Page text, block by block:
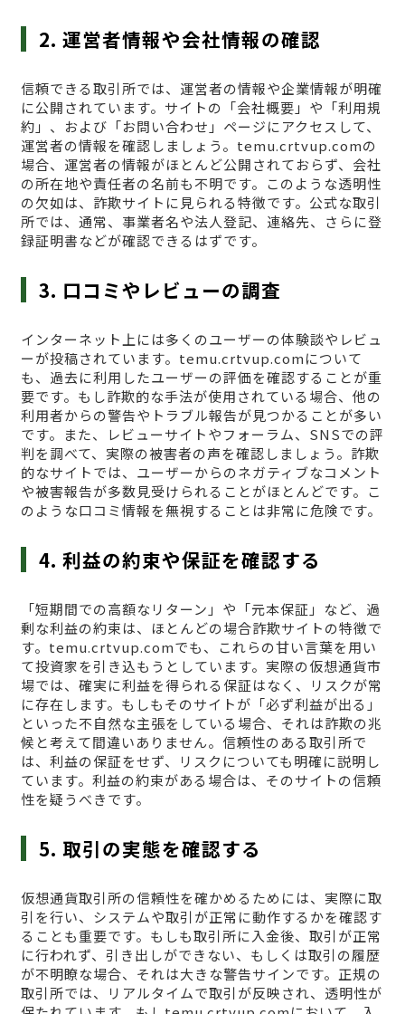
2. 運営者情報や会社情報の確認
信頼できる取引所では、運営者の情報や企業情報が明確
に公開されています。サイトの「会社概要」や「利用規
約」、および「お問い合わせ」ページにアクセスして、
運営者の情報を確認しましょう。temu.crtvup.comの
場合、運営者の情報がほとんど公開されておらず、会社
の所在地や責任者の名前も不明です。このような透明性
の欠如は、詐欺サイトに見られる特徴です。公式な取引
所では、通常、事業者名や法人登記、連絡先、さらに登
録証明書などが確認できるはずです。
3. 口コミやレビューの調査
インターネット上には多くのユーザーの体験談やレビュ
ーが投稿されています。temu.crtvup.comについて
も、過去に利用したユーザーの評価を確認することが重
要です。もし詐欺的な手法が使用されている場合、他の
利用者からの警告やトラブル報告が見つかることが多い
です。また、レビューサイトやフォーラム、SNSでの評
判を調べて、実際の被害者の声を確認しましょう。詐欺
的なサイトでは、ユーザーからのネガティブなコメント
や被害報告が多数見受けられることがほとんどです。こ
のような口コミ情報を無視することは非常に危険です。
4. 利益の約束や保証を確認する
「短期間での高額なリターン」や「元本保証」など、過
剰な利益の約束は、ほとんどの場合詐欺サイトの特徴で
す。temu.crtvup.comでも、これらの甘い言葉を用い
て投資家を引き込もうとしています。実際の仮想通貨市
場では、確実に利益を得られる保証はなく、リスクが常
に存在します。もしもそのサイトが「必ず利益が出る」
といった不自然な主張をしている場合、それは詐欺の兆
候と考えて間違いありません。信頼性のある取引所で
は、利益の保証をせず、リスクについても明確に説明し
ています。利益の約束がある場合は、そのサイトの信頼
性を疑うべきです。
5. 取引の実態を確認する
仮想通貨取引所の信頼性を確かめるためには、実際に取
引を行い、システムや取引が正常に動作するかを確認す
ることも重要です。もしも取引所に入金後、取引が正常
に行われず、引き出しができない、もしくは取引の履歴
が不明瞭な場合、それは大きな警告サインです。正規の
取引所では、リアルタイムで取引が反映され、透明性が